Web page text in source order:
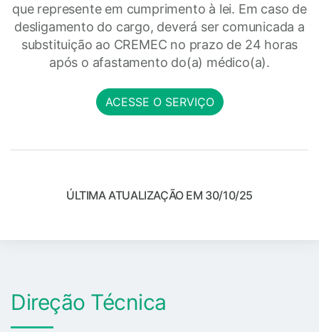
que represente em cumprimento à lei. Em caso de
desligamento do cargo, deverá ser comunicada a
substituição ao CREMEC no prazo de 24 horas
após o afastamento do(a) médico(a).
ACESSE O SERVIÇO
ÚLTIMA ATUALIZAÇÃO EM 30/10/25
Direção Técnica